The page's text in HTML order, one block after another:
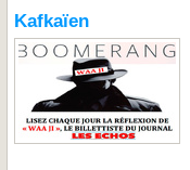
Kafkaïen